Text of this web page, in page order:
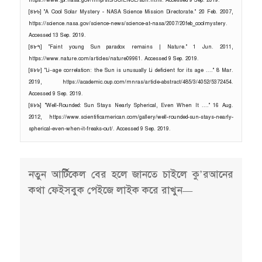
নতুন আর্টিকেল বের হলে জানতে চাইলে কু’রআনের
কথা ফেইসবুক পেইজে লাইক করে রাখুন—